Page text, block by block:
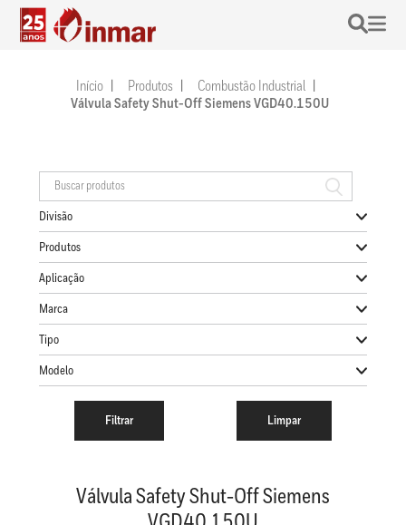
Início Produtos
Combustão Industrial
Válvula Safety Shut-Off Siemens VGD40.150U
Divisão
Produtos
Aplicação
Marca
Tipo
Modelo
Válvula Safety Shut-Off Siemens